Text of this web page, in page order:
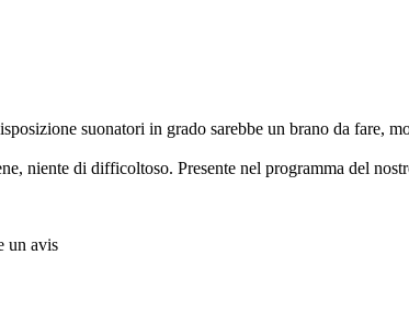
suonatori in grado sarebbe un brano da fare,
niente di difficoltoso. Presente nel programma del
un avis